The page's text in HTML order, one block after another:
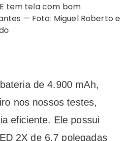
tem tela com bom
— Foto: Miguel Roberto e
de 4.900 mAh,
nos nossos testes,
eficiente. Ele possui
2X de 6,7 polegadas